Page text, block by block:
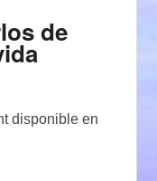
de
disponible en